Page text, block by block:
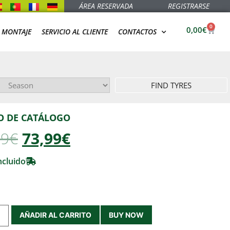
ÁREA RESERVADA REGISTRARSE
SERVICIO AL CLIENTE CONTACTOS 0,00€ 0
FIND TYRES
DE CATÁLOGO
€73,99€
AÑADIR AL CARRITO BUY NOW